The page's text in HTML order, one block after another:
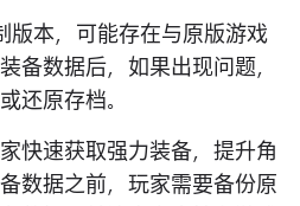
版本，可能存在与原版游戏
备数据后，如果出现问题，
还原存档。
快速获取强力装备，提升角
数据之前，玩家需要备份原